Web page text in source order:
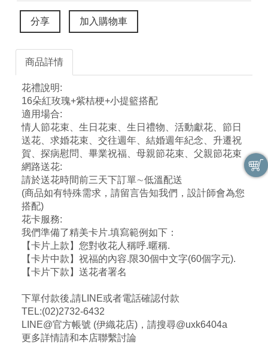
分享 加入購物車
商品詳情
花禮說明:
16朵紅玫瑰+紫桔梗+小提籃搭配
適用場合:
情人節花束、生日花束、生日禮物、活動獻花、節日
送花、求婚花束、交往週年、結婚週年紀念、升遷祝
賀、探病慰問、畢業祝福、母親節花束、父親節花束
網路送花:
請於送花時間前三天下訂單∼低溫配送
(商品如有特殊需求，請留言告知我們，設計師會為您
搭配)
花卡服務:
我們準備了精美卡片.填寫範例如下：
【卡片上款】您對收花人稱呼.暱稱.
【卡片中款】祝福的內容.限30個中文字(60個字元).
【卡片下款】送花者署名
下單付款後,請LINE或者電話確認付款
TEL:(02)2732-6432
LINE@官方帳號 (伊織花店)，請搜尋@uxk6404a
更多詳情請和本店聯繫討論